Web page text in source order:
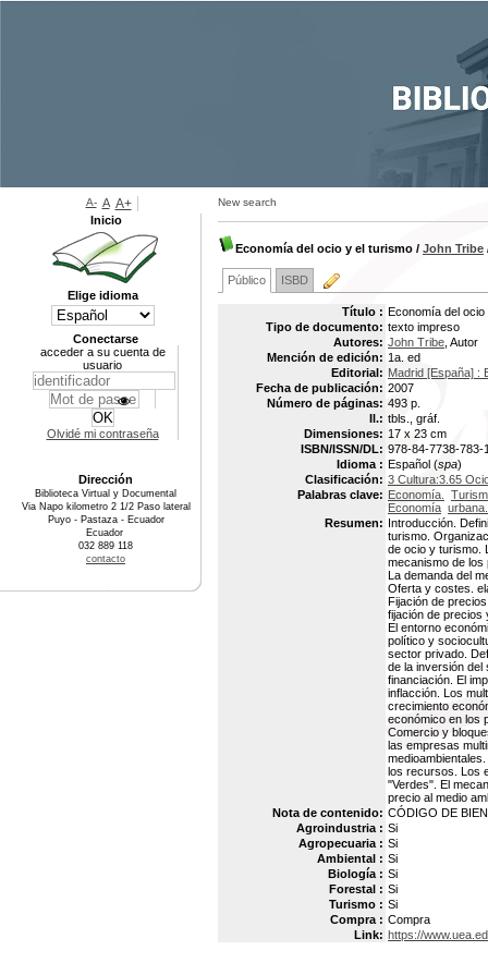
New search
Economía del ocio y el turismo / John Tribe
Público ISBD
Título : Economía del
Tipo de documento: texto impreso
Autores: John Tribe , Autor
Mención de edición: 1a. ed
Editorial: Madrid [España] :
Fecha de publicación: 2007
Número de páginas: 493 p.
Il.: tbls., gráf.
Dimensiones: 17 x 23 cm
ISBN/ISSN/DL: 978-84-7738-783-
Idioma : Español (spa)
Clasificación: 3 Cultura:3.65
Palabras clave: Economía.
Economía urbana.
Resumen: Introducción.
turismo.
de ocio y turismo.
mecanismo de los
La demanda del
Oferta y costes.
Fijación de
fijación de precios
El entorno
político y
sector privado.
de la inversión
financiación. El
inflacción. Los
crecimiento
económico en los
Comercio y
las empresas
los recursos. Los
"Verdes". El
precio al medio
Nota de contenido: CÓDIGO DE
Agroindustria : Si
Agropecuaria : Si
Ambiental : Si
Biología : Si
Forestal : Si
Turismo : Si
Compra : Compra
Link: https://
A- A A+
Inicio
Elige idioma
Conectarse
acceder a su cuenta de
usuario
Olvidé mi contraseña
Dirección
Biblioteca Virtual y Documental
Via Napo kilometro 2 1/2 Paso lateral
Puyo - Pastaza - Ecuador
Ecuador
032 889 118
contacto